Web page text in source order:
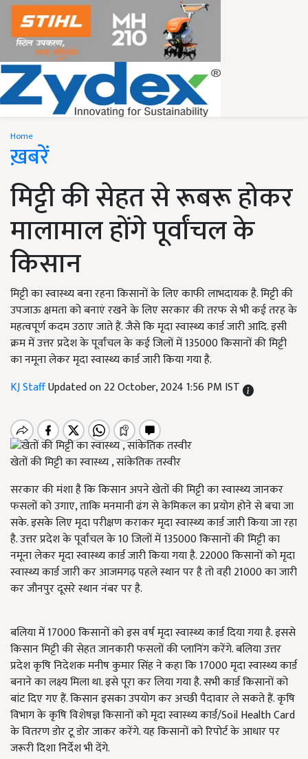
Home
ख़बरें
मिट्टी की सेहत से रूबरू होकर
मालामाल होंगे पूर्वांचल के
किसान
मिट्टी का स्वास्थ्य बना रहना किसानों के लिए काफी लाभदायक है. मिट्टी की
उपजाऊ क्षमता को बनाएं रखने के लिए सरकार की तरफ से भी कई तरह के
महत्वपूर्ण कदम उठाए जाते हैं. जैसे कि मृदा स्वास्थ्य कार्ड जारी आदि. इसी
क्रम में उत्तर प्रदेश के पूर्वांचल के कई जिलों में 135000 किसानों की मिट्टी
का नमूना लेकर मृदा स्वास्थ्य कार्ड जारी किया गया है.
KJ StaffUpdated on 22 October, 2024 1:56 PM IST
खेतों की मिट्टी का स्वास्थ्य , सांकेतिक तस्वीर
सरकार की मंशा है कि किसान अपने खेतों की मिट्टी का स्वास्थ्य जानकर
फसलों को उगाए, ताकि मनमानी ढंग से केमिकल का प्रयोग होने से बचा जा
सके. इसके लिए मृदा परीक्षण कराकर मृदा स्वास्थ्य कार्ड जारी किया जा रहा
है. उत्तर प्रदेश के पूर्वांचल के 10 जिलों में 135000 किसानों की मिट्टी का
नमूना लेकर मृदा स्वास्थ्य कार्ड जारी किया गया है. 22000 किसानों को मृदा
स्वास्थ्य कार्ड जारी कर आजमगढ़ पहले स्थान पर है तो वही 21000 का जारी
कर जौनपुर दूसरे स्थान नंबर पर है.
बलिया में 17000 किसानों को इस वर्ष मृदा स्वास्थ्य कार्ड दिया गया है. इससे
किसान मिट्टी की सेहत जानकारी फसलों की प्लानिंग करेंगे. बलिया उत्तर
प्रदेश कृषि निदेशक मनीष कुमार सिंह ने कहा कि 17000 मृदा स्वास्थ्य कार्ड
बनाने का लक्ष्य मिला था. इसे पूरा कर लिया गया है. सभी कार्ड किसानों को
बांट दिए गए हैं. किसान इसका उपयोग कर अच्छी पैदावार ले सकते हैं. कृषि
विभाग के कृषि विशेषज्ञ किसानों को मृदा स्वास्थ्य कार्ड/Soil Health Card
के वितरण डोर टू डोर जाकर करेंगे. यह किसानों को रिपोर्ट के आधार पर
जरूरी दिशा निर्देश भी देंगे.